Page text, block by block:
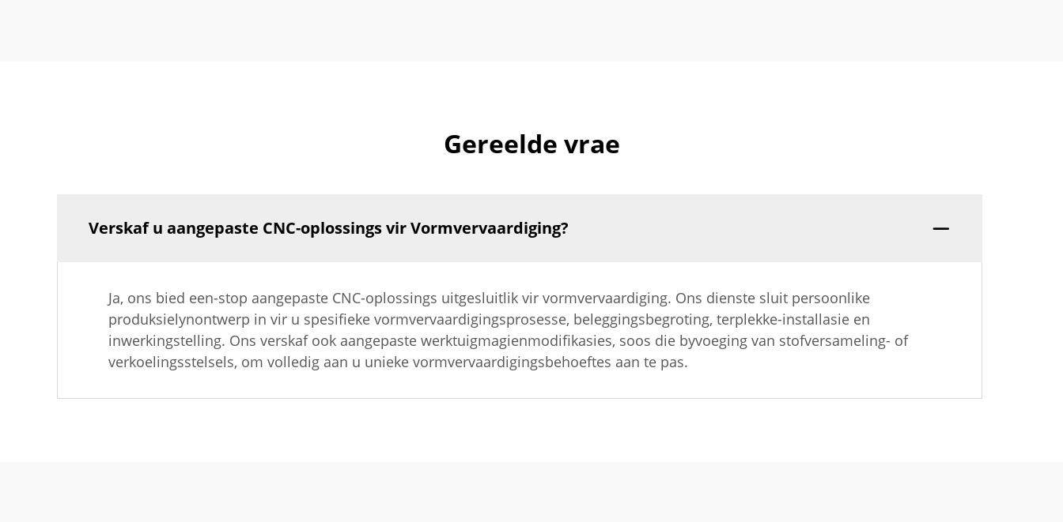
Gereelde vrae
Verskaf u aangepaste CNC-oplossings vir Vormvervaardiging?
Ja, ons bied een-stop aangepaste CNC-oplossings uitgesluitlik vir vormvervaardiging. Ons dienste sluit persoonlike
produksielynontwerp in vir u spesifieke vormvervaardigingsprosesse, beleggingsbegroting, terplekke-installasie en
inwerkingstelling. Ons verskaf ook aangepaste werktuigmagienmodifikasies, soos die byvoeging van stofversameling- of
verkoelingsstelsels, om volledig aan u unieke vormvervaardigingsbehoeftes aan te pas.